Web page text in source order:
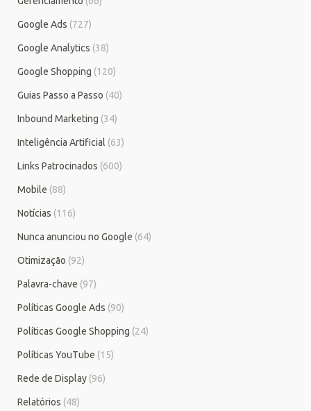
Google Ads (727)
Google Analytics (38)
Google Shopping (120)
Guias Passo a Passo (40)
Inbound Marketing (34)
Inteligência Artificial (63)
Links Patrocinados (600)
Mobile (88)
Notícias (116)
Nunca anunciou no Google (64)
Otimização (92)
Palavra-chave (97)
Políticas Google Ads (90)
Políticas Google Shopping (24)
Políticas YouTube (15)
Rede de Display (96)
Relatórios (48)